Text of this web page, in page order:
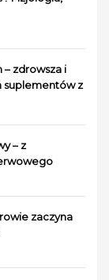
– zdrowsza i
suplementów z
– z
zaczyna